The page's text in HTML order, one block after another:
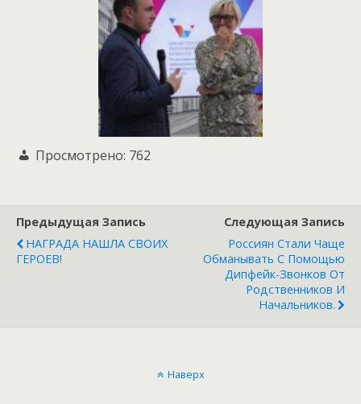
Просмотрено: 762
Предыдущая Запись
НАГРАДА НАШЛА СВОИХ
ГЕРОЕВ!
Следующая Запись
Россиян Стали Чаще
Обманывать С Помощью
Дипфейк-Звонков От
Родственников И
Начальников.
Наверх